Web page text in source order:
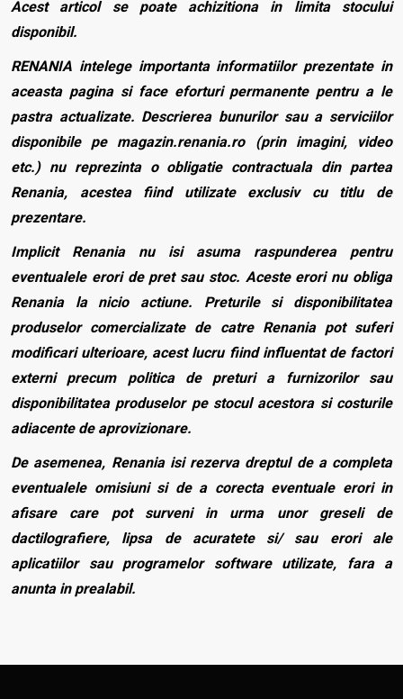
Acest articol se poate achizitiona in limita stocului
disponibil.
RENANIA intelege importanta informatiilor prezentate in
aceasta pagina si face eforturi permanente pentru a le
pastra actualizate. Descrierea bunurilor sau a serviciilor
disponibile pe magazin.renania.ro (prin imagini, video
etc.) nu reprezinta o obligatie contractuala din partea
Renania, acestea fiind utilizate exclusiv cu titlu de
prezentare.
Implicit Renania nu isi asuma raspunderea pentru
eventualele erori de pret sau stoc. Aceste erori nu obliga
Renania la nicio actiune. Preturile si disponibilitatea
produselor comercializate de catre Renania pot suferi
modificari ulterioare, acest lucru fiind influentat de factori
externi precum politica de preturi a furnizorilor sau
disponibilitatea produselor pe stocul acestora si costurile
adiacente de aprovizionare.
De asemenea, Renania isi rezerva dreptul de a completa
eventualele omisiuni si de a corecta eventuale erori in
afisare care pot surveni in urma unor greseli de
dactilografiere, lipsa de acuratete si/ sau erori ale
aplicatiilor sau programelor software utilizate, fara a
anunta in prealabil.